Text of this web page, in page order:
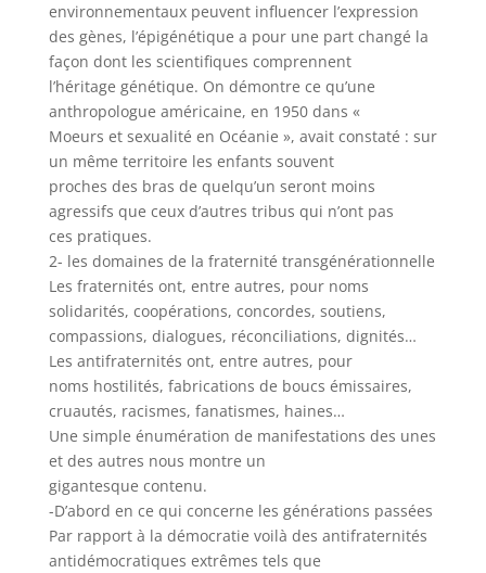
environnementaux peuvent influencer l’expression
des gènes, l’épigénétique a pour une part changé la
façon dont les scientifiques comprennent
l’héritage génétique. On démontre ce qu’une
anthropologue américaine, en 1950 dans «
Moeurs et sexualité en Océanie », avait constaté : sur
un même territoire les enfants souvent
proches des bras de quelqu’un seront moins
agressifs que ceux d’autres tribus qui n’ont pas
ces pratiques.
2- les domaines de la fraternité transgénérationnelle
Les fraternités ont, entre autres, pour noms
solidarités, coopérations, concordes, soutiens,
compassions, dialogues, réconciliations, dignités…
Les antifraternités ont, entre autres, pour
noms hostilités, fabrications de boucs émissaires,
cruautés, racismes, fanatismes, haines…
Une simple énumération de manifestations des unes
et des autres nous montre un
gigantesque contenu.
-D’abord en ce qui concerne les générations passées
Par rapport à la démocratie voilà des antifraternités
antidémocratiques extrêmes tels que